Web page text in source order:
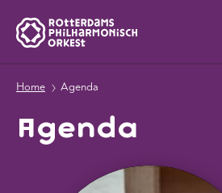
Home Agenda
Agenda